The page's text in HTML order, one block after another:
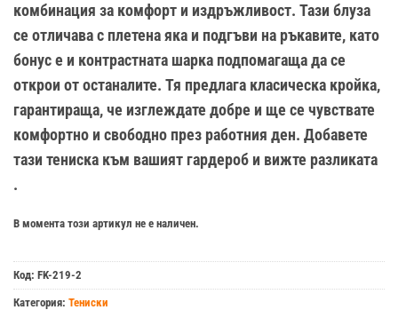
комбинация за комфорт и издръжливост. Тази блуза
се отличава с плетена яка и подгъви на ръкавите, като
бонус е и контрастната шарка подпомагаща да се
открои от останалите. Тя предлага класическа кройка,
гарантираща, че изглеждате добре и ще се чувствате
комфортно и свободно през работния ден. Добавете
тази тениска към вашият гардероб и вижте разликата
.
В момента този артикул не е наличен.
Код: FK-219-2
Категория: Тениски